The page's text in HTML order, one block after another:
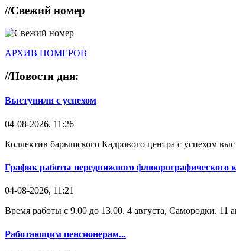
//Свежий номер
АРХИВ НОМЕРОВ
//Новости дня:
Выступили с успехом
04-08-2026, 11:26
Коллектив барышского Кадрового центра с успехом
График работы передвижного флюорографического
04-08-2026, 11:21
Время работы с 9.00 до 13.00. 4 августа, Самородки.
Работающим пенсионерам...